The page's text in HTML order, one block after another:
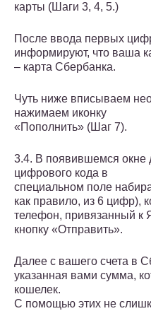
карты (Шаги 3, 4, 5.)
После ввода первых
информируют, что ваша
– карта Сбербанка.
Чуть ниже вписываем
нажимаем иконку
«Пополнить» (Шаг 7).
3.4. В появившемся окне
цифрового кода в
специальном поле
как правило, из 6 цифр),
телефон, привязанный к
кнопку «Отправить».
Далее с вашего счета в
указанная вами сумма,
кошелек.
С помощью этих не